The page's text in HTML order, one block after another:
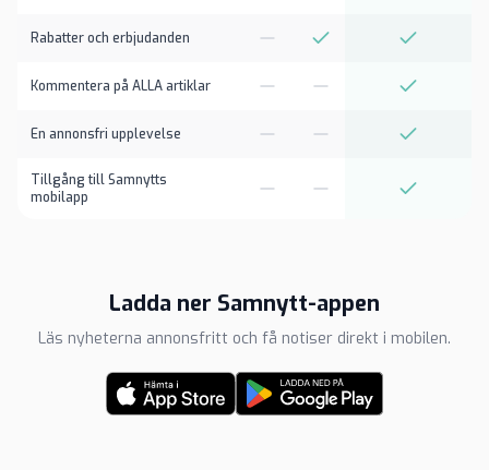
Rabatter och erbjudanden
Kommentera på ALLA artiklar
En annonsfri upplevelse
Tillgång till Samnytts
mobilapp
Ladda ner Samnytt-appen
Läs nyheterna annonsfritt och få notiser direkt i mobilen.